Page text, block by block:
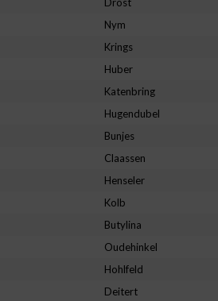
Nym
Krings
Huber
Katenbring
Hugendubel
Bunjes
Claassen
Henseler
Kolb
Butylina
Oudehinkel
Hohlfeld
Deitert
von Inhalten
oder Kombinationen von Daten aus